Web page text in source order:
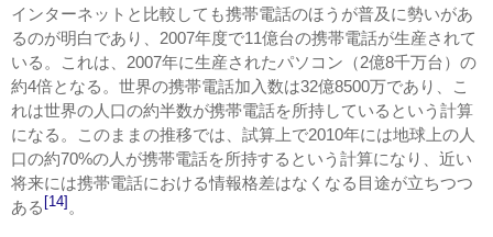
インターネットと比較しても携帯電話のほうが普及に勢いがあ
るのが明白であり、2007年度で11億台の携帯電話が生産されて
いる。これは、2007年に生産されたパソコン（2億8千万台）の
約4倍となる。世界の携帯電話加入数は32億8500万であり、こ
れは世界の人口の約半数が携帯電話を所持しているという計算
になる。このままの推移では、試算上で2010年には地球上の人
口の約70%の人が携帯電話を所持するという計算になり、近い
将来には携帯電話における情報格差はなくなる目途が立ちつつ
ある [14] 。